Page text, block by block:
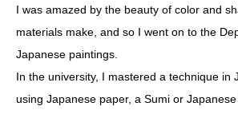
I was amazed by the beauty of color and
materials make, and so I went on to the
Japanese paintings.
In the university, I mastered a technique in
using Japanese paper, a Sumi or